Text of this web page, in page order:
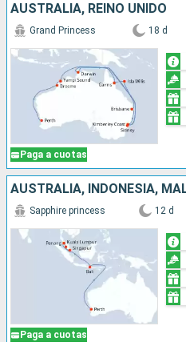
AUSTRALIA, REINO UNIDO
Paga a cuotas
Grand Princess 18 d
Paga a cuotas
Sapphire princess 12 d